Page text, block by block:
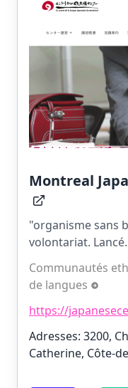
Montreal
"organisme sans
volontariat.
Communautés
de langues
https://
Adresses: 3200,
Catherine, Côte-